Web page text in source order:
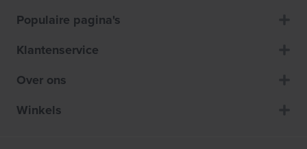
Populaire pagina's
Klantenservice
Over ons
Winkels